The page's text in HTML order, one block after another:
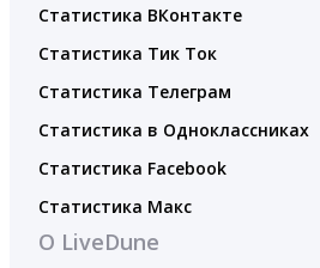
Статистика ВКонтакте
Статистика Тик Ток
Статистика Телеграм
Статистика в Одноклассниках
Статистика Facebook
Статистика Макс
О LiveDune